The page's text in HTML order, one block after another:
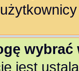
jest